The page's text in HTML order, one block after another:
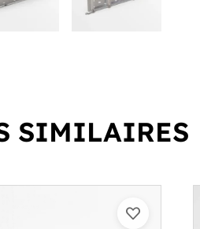
SIMILAIRES